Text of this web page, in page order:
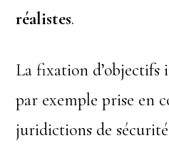
réalistes.
La fixation d’objectifs
par exemple prise en
juridictions de